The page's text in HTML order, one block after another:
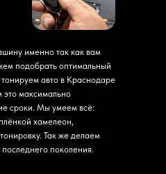
именно так как вам
подобрать оптимальный
авто в Краснодаре
это максимально
сроки. Мы умеем всё:
хамелеон,
Так же делаем
поколения.